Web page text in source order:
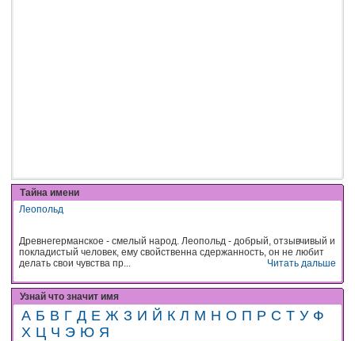
Тайна имени
Леопольд
Древнегерманское - смелый народ. Леопольд - добрый, отзывчивый и
покладистый человек, ему свойственна сдержанность, он не любит
делать свои чувства пр...
Читать дальше
Узнай что значит имя
А Б В Г Д Е Ж З И Й К Л М Н О П Р С Т У Ф
Х Ц Ч Э Ю Я